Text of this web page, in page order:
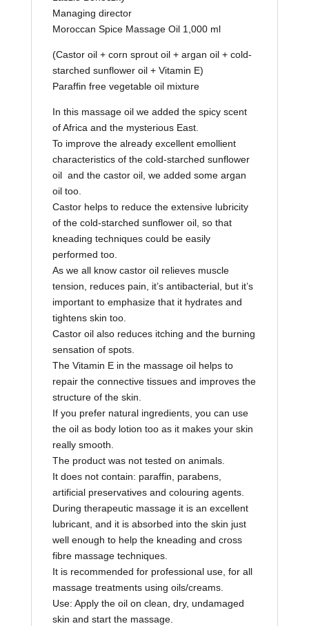
Managing director
Moroccan Spice Massage Oil 1,000 ml
(Castor oil + corn sprout oil + argan oil + cold-
starched sunflower oil + Vitamin E)
Paraffin free vegetable oil mixture
In this massage oil we added the spicy scent
of Africa and the mysterious East.
To improve the already excellent emollient
characteristics of the cold-starched sunflower
oil and the castor oil, we added some argan
oil too.
Castor helps to reduce the extensive lubricity
of the cold-starched sunflower oil, so that
kneading techniques could be easily
performed too.
As we all know castor oil relieves muscle
tension, reduces pain, it’s antibacterial, but it’s
important to emphasize that it hydrates and
tightens skin too.
Castor oil also reduces itching and the burning
sensation of spots.
The Vitamin E in the massage oil helps to
repair the connective tissues and improves the
structure of the skin.
If you prefer natural ingredients, you can use
the oil as body lotion too as it makes your skin
really smooth.
The product was not tested on animals.
It does not contain: paraffin, parabens,
artificial preservatives and colouring agents.
During therapeutic massage it is an excellent
lubricant, and it is absorbed into the skin just
well enough to help the kneading and cross
fibre massage techniques.
It is recommended for professional use, for all
massage treatments using oils/creams.
Use: Apply the oil on clean, dry, undamaged
skin and start the massage.